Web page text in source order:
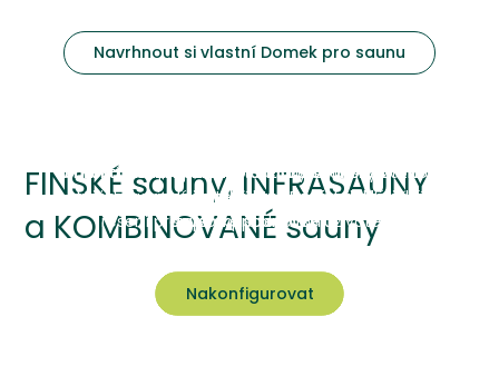
Navrhnout si vlastní Domek pro saunu
FINSKÉ sauny, INFRASAUNY
a KOMBINOVANÉ sauny
Sauna umožňující přepínání mezi finským a bio
režimem v jednom zařízení. Poskytuje flexibilní
řešení pro různé preference uživatelů.
Nakonfigurovat
ohřevu těla při nižší teplotě vzduchu. Komfortní
varianta pro uživatele, kteří preferují mírnější
teplotní podmínky.
Nakonfigurovat
vlhkostí, která nabízí autentický saunový zážitek.
Vhodná pro zákazníky, kteří preferují klasické
severské saunování.
Nakonfigurovat